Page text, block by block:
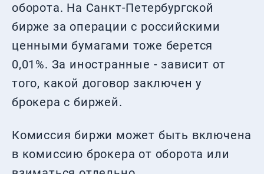
оборота. На Санкт-Петербургской
бирже за операции с российскими
ценными бумагами тоже берется
0,01%. За иностранные - зависит от
того, какой договор заключен у
брокера с биржей.
Комиссия биржи может быть включена
в комиссию брокера от оборота или